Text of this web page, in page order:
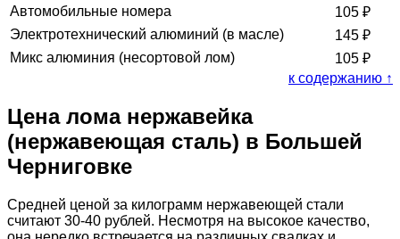
Автомобильные номера
105 ₽
Электротехнический алюминий (в масле)
145 ₽
Микс алюминия (несортовой лом)
105 ₽
к содержанию ↑
Цена лома нержавейка
(нержавеющая сталь) в Большей
Черниговке
Средней ценой за килограмм нержавеющей стали
считают 30-40 рублей. Несмотря на высокое качество,